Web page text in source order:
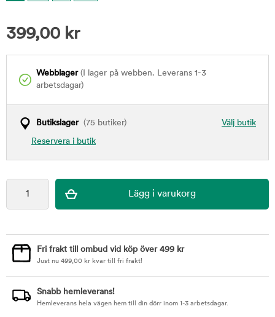
399,00 kr
Webblager(I lager på webben. Leverans 1-3
arbetsdagar)
Välj butik
Butikslager(75 butiker)
Reservera i butik
Fri frakt till ombud vid köp över 499 kr
Just nu 499,00 kr kvar till fri frakt!
Snabb hemleverans!
Hemleverans hela vägen hem till din dörr inom 1-3 arbetsdagar.